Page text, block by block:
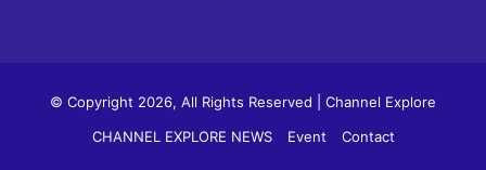
© Copyright 2026, All Rights Reserved | Channel Explore
CHANNEL EXPLORE NEWS
Event Contact